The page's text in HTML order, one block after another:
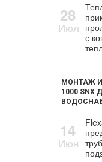
28
Июл
с
МОНТАЖ И
1000 SNX
14
Июн